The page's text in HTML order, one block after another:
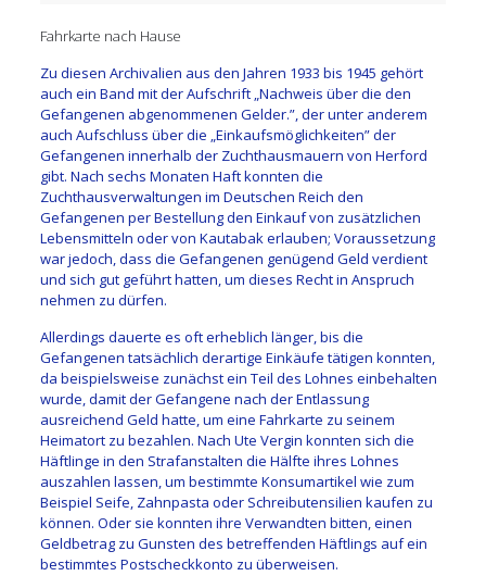
Fahrkarte nach Hause
Zu diesen Archivalien aus den Jahren 1933 bis 1945 gehört
auch ein Band mit der Aufschrift „Nachweis über die den
Gefangenen abgenommenen Gelder.”, der unter anderem
auch Aufschluss über die „Einkaufsmöglichkeiten” der
Gefangenen innerhalb der Zuchthausmauern von Herford
gibt. Nach sechs Monaten Haft konnten die
Zuchthausverwaltungen im Deutschen Reich den
Gefangenen per Bestellung den Einkauf von zusätzlichen
Lebensmitteln oder von Kautabak erlauben; Voraussetzung
war jedoch, dass die Gefangenen genügend Geld verdient
und sich gut geführt hatten, um dieses Recht in Anspruch
nehmen zu dürfen.
Allerdings dauerte es oft erheblich länger, bis die
Gefangenen tatsächlich derartige Einkäufe tätigen konnten,
da beispielsweise zunächst ein Teil des Lohnes einbehalten
wurde, damit der Gefangene nach der Entlassung
ausreichend Geld hatte, um eine Fahrkarte zu seinem
Heimatort zu bezahlen. Nach Ute Vergin konnten sich die
Häftlinge in den Strafanstalten die Hälfte ihres Lohnes
auszahlen lassen, um bestimmte Konsumartikel wie zum
Beispiel Seife, Zahnpasta oder Schreibutensilien kaufen zu
können. Oder sie konnten ihre Verwandten bitten, einen
Geldbetrag zu Gunsten des betreffenden Häftlings auf ein
bestimmtes Postscheckkonto zu überweisen.